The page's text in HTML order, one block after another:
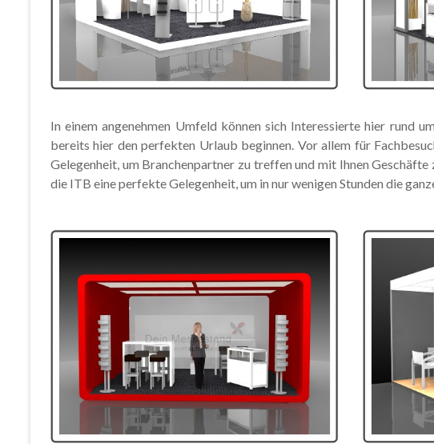
In einem angenehmen Umfeld können sich Interessierte hier rund
bereits hier den perfekten Urlaub beginnen. Vor allem für
Gelegenheit, um Branchenpartner zu treffen und mit Ihnen Geschäfte
die ITB eine perfekte Gelegenheit, um in nur wenigen Stunden die